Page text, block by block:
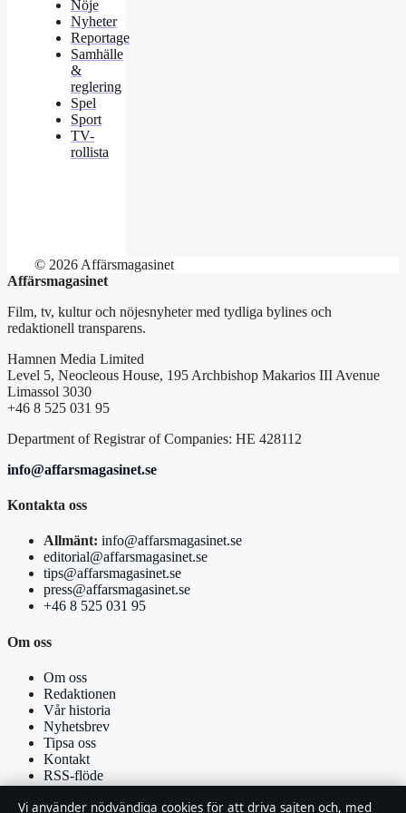
Nöje
Nyheter
Reportage
Samhälle
&
reglering
Spel
Sport
TV-
rollista
© 2026 Affärsmagasinet
Affärsmagasinet
Film, tv, kultur och nöjesnyheter med tydliga bylines och
redaktionell transparens.
Hamnen Media Limited
Level 5, Neocleous House, 195 Archbishop Makarios III Avenue
Limassol 3030
+46 8 525 031 95
Department of Registrar of Companies: HE 428112
info@affarsmagasinet.se
Kontakta oss
Allmänt: info@affarsmagasinet.se
editorial@affarsmagasinet.se
tips@affarsmagasinet.se
press@affarsmagasinet.se
+46 8 525 031 95
Om oss
Om oss
Redaktionen
Vår historia
Nyhetsbrev
Tipsa oss
Kontakt
RSS-flöde
Vi använder nödvändiga cookies för att driva sajten och, med